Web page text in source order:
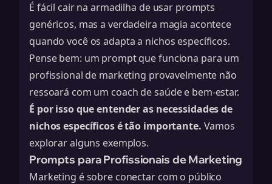
É fácil cair na armadilha de usar prompts
genéricos, mas a verdadeira magia acontece
quando você os adapta a nichos específicos.
Pense bem: um prompt que funciona para um
profissional de marketing provavelmente não
ressoará com um coach de saúde e bem-estar.
É por isso que entender as necessidades de
nichos específicos é tão importante. Vamos
explorar alguns exemplos.
Prompts para Profissionais de Marketing
Marketing é sobre conectar com o público